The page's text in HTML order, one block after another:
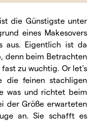
die Günstigste unter
eines Makesovers
aus. Eigentlich ist da
denn beim Betrachten
zu wuchtig. Or let’s
die feinen stachligen
was und richtet beim
der Größe erwarteten
an. Sie schafft es